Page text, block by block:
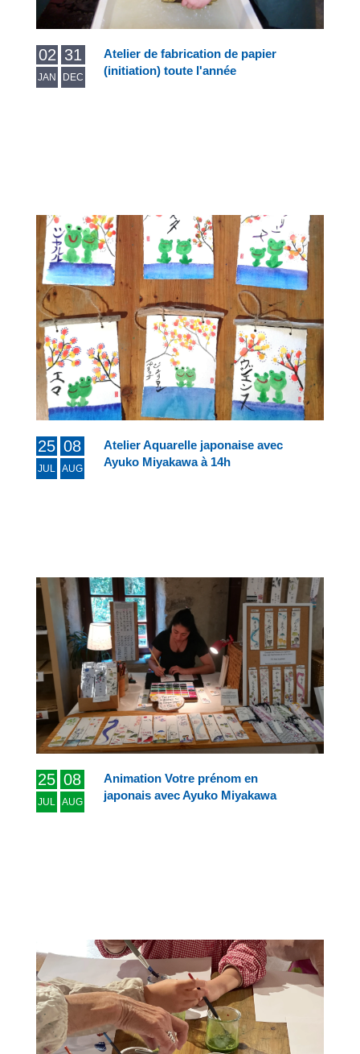
02
JAN
31
DEC
Atelier de fabrication de papier
(initiation) toute l'année
25
JUL
08
AUG
Atelier Aquarelle japonaise avec
Ayuko Miyakawa à 14h
25
JUL
08
AUG
Animation Votre prénom en
japonais avec Ayuko Miyakawa